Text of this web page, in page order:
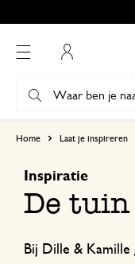
Home Laat je inspireren
Inspiratie
De
Bij Dille & Kamille